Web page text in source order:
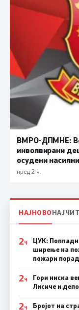
ВМРО-ДПМНЕ: Во
инволвирани
осудени
пред 2 ч.
НАЈНОВО
2Ч
ЦУК:
ширење на
пожари
2Ч
Гори ниска
Лисиче и
2Ч
Бројот на